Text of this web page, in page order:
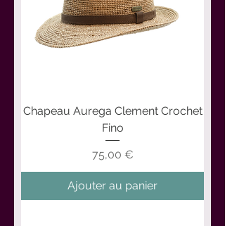
Chapeau Aurega Clement Crochet
Fino
Prix
75,00 €
Ajouter au panier